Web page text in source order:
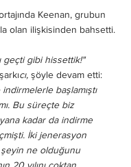
Keenan, grubun
olan ilişkisinden bahsetti.
geçti gibi hissettik!"
cı, şöyle devam etti:
başlamıştı
Bu süreçte biz
kadar da indirme
İki jenerasyon
şeyin ne olduğunu